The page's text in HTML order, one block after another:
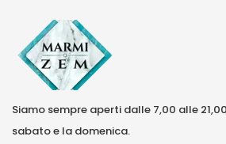
Siamo sempre aperti dalle 7,00 alle
sabato e la domenica.